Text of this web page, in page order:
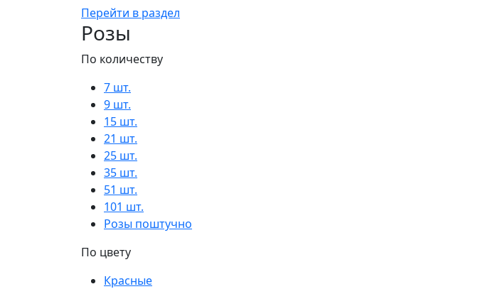
Перейти в раздел
Розы
По количеству
7 шт.
9 шт.
15 шт.
21 шт.
25 шт.
35 шт.
51 шт.
101 шт.
Розы поштучно
По цвету
Красные